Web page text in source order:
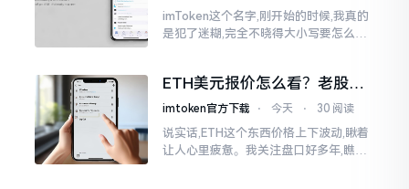
imToken这个名字,刚开始的时候,我真的
是犯了迷糊,完全不晓得大小写要怎么去
ETH美元报价怎么看？老股民
手把手教你盯盘
imtoken官方下载 ⋅ 今天 ⋅ 30 阅读
说实话,ETH这个东西价格上下波动,瞅着
让人心里疲惫。我关注盘口好多年,瞧见